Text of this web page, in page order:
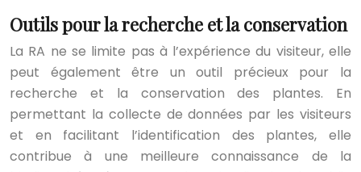
Outils pour la recherche et la conservation
La RA ne se limite pas à l’expérience du visiteur, elle
peut également être un outil précieux pour la
recherche et la conservation des plantes. En
permettant la collecte de données par les visiteurs
et en facilitant l’identification des plantes, elle
contribue à une meilleure connaissance de la